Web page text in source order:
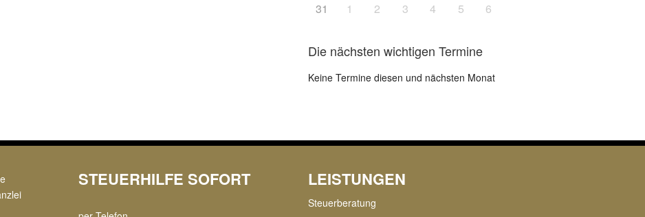
31
1 2 3 4 5 6
Die nächsten wichtigen Termine
Keine Termine diesen und nächsten Monat
STEUERHILFE SOFORT LEISTUNGEN
Steuerberatung